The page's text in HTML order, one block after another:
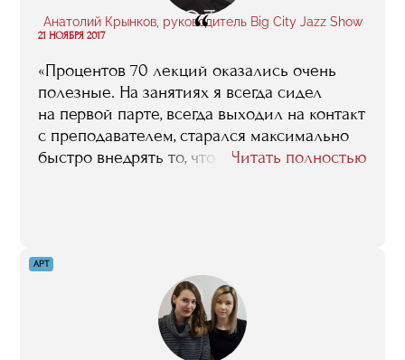
Анатолий Крынков, руководитель Big City Jazz Show
“
21 НОЯБРЯ 2017
«Процентов 70 лекций оказались очень
полезные. На занятиях я всегда сидел
на первой парте, всегда выходил на контакт
с преподавателем, старался максимально
быстро внедрять то, что я узнавал
увеличились продажи процентов на 30–40.
Инструменты, о которых рассказывал
Михаил, до сих пор помогают мне собирать
клубы, и RED в том числе».
Читать полностью
АРТ